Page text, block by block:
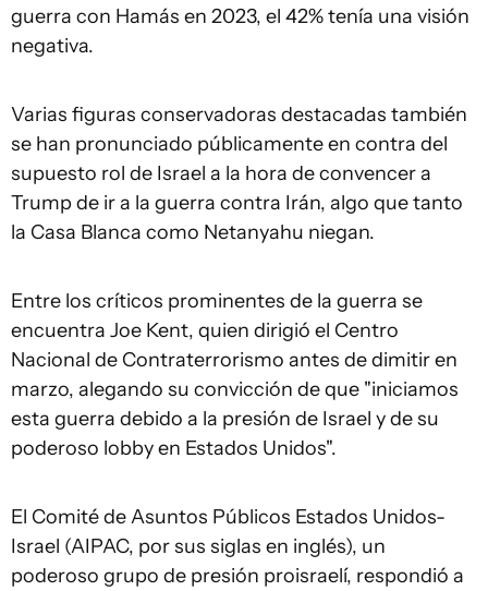
guerra con Hamás en 2023, el 42% tenía una visión
negativa.
Varias figuras conservadoras destacadas también
se han pronunciado públicamente en contra del
supuesto rol de Israel a la hora de convencer a
Trump de ir a la guerra contra Irán, algo que tanto
la Casa Blanca como Netanyahu niegan.
Entre los críticos prominentes de la guerra se
encuentra Joe Kent, quien dirigió el Centro
Nacional de Contraterrorismo antes de dimitir en
marzo, alegando su convicción de que "iniciamos
esta guerra debido a la presión de Israel y de su
poderoso lobby en Estados Unidos".
El Comité de Asuntos Públicos Estados Unidos-
Israel (AIPAC, por sus siglas en inglés), un
poderoso grupo de presión proisraelí, respondió a